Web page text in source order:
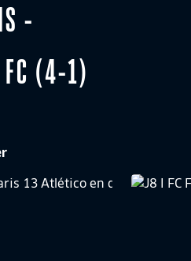
-
FC (4-1)